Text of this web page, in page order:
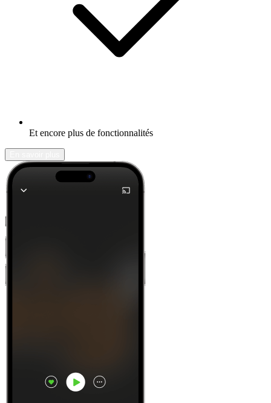
Et encore plus de fonctionnalités